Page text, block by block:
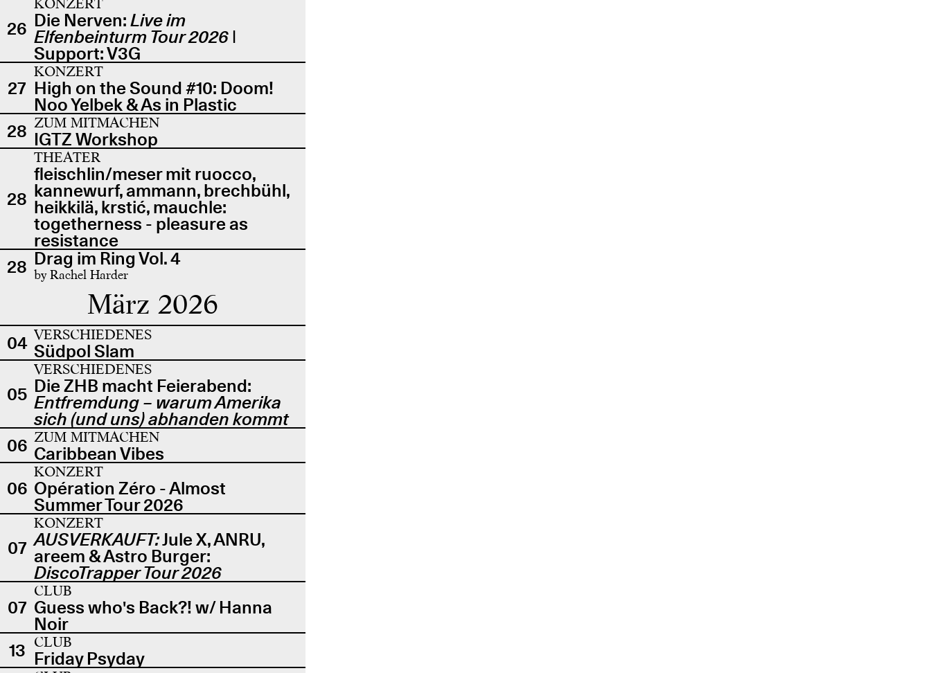
26 Die Nerven:Live im
Elfenbeinturm Tour 2026 |
Support: V3G
27
KONZERT
High on the Sound #10: Doom!
Noo Yelbek & As in Plastic
28 ZUM MITMACHEN
IGTZ Workshop
28
THEATER
fleischlin/meser mit ruocco,
kannewurf, ammann, brechbühl,
heikkilä, krstić, mauchle:
togetherness - pleasure as
resistance
28 Drag im Ring Vol. 4
by Rachel Harder
März 2026
04 VERSCHIEDENES
Südpol Slam
05
VERSCHIEDENES
Die ZHB macht Feierabend:
Entfremdung – warum Amerika
sich (und uns) abhanden kommt
06 ZUM MITMACHEN
Caribbean Vibes
06
KONZERT
Opération Zéro - Almost
Summer Tour 2026
07
KONZERT
AUSVERKAUFT:Jule X, ANRU,
areem & Astro Burger:
DiscoTrapper Tour 2026
07
CLUB
Guess who's Back?! w/ Hanna
Noir
13 CLUB
Friday Psyday